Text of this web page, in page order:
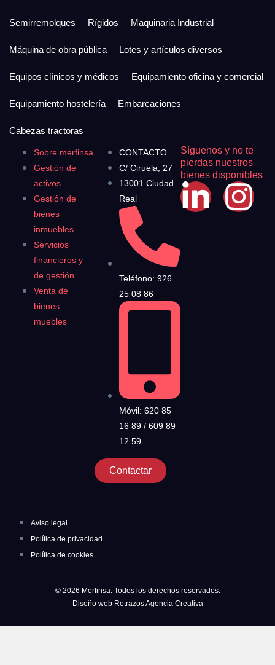
Sobre merfinsa
Gestión de
activos
Gestión de
bienes
inmuebles
Servicios
financieros y
de gestión
Venta de
bienes
muebles
CONTACTO
C/ Ciruela, 27
13001 Ciudad
Real
Teléfono: 926
25 08 86
Móvil: 620 85
16 89 / 609 89
12 59
Contactar
Síguenos y no te
pierdas nuestros
bienes disponibles
Semirremolques Rígidos Maquinaria Industrial
Máquina de obra pública Lotes y artículos diversos
Equipos clínicos y médicos Equipamiento oficina y comercial
Equipamiento hostelería Embarcaciones
Cabezas tractoras
Aviso legal
Política de privacidad
Política de cookies
© 2026 Merfinsa. Todos los derechos reservados.
Diseño web Retrazos Agencia Creativa